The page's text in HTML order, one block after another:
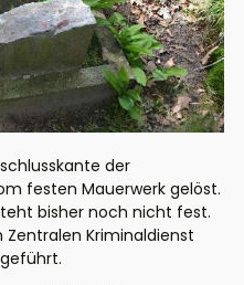
der
festen Mauerwerk gelöst.
bisher noch nicht fest.
Kriminaldienst